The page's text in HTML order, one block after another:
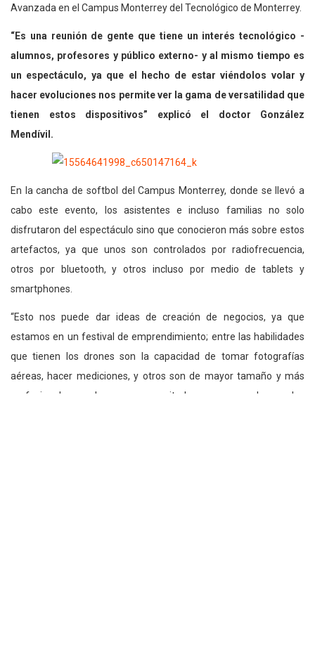
Avanzada en el Campus Monterrey del Tecnológico de Monterrey.
“Es una reunión de gente que tiene un interés tecnológico -
alumnos, profesores y público externo- y al mismo tiempo es
un espectáculo, ya que el hecho de estar viéndolos volar y
hacer evoluciones nos permite ver la gama de versatilidad que
tienen estos dispositivos” explicó el doctor González
Mendívil.
En la cancha de softbol del Campus Monterrey, donde se llevó a
cabo este evento, los asistentes e incluso familias no solo
disfrutaron del espectáculo sino que conocieron más sobre estos
artefactos, ya que unos son controlados por radiofrecuencia,
otros por bluetooth, y otros incluso por medio de tablets y
smartphones.
“Esto nos puede dar ideas de creación de negocios, ya que
estamos en un festival de emprendimiento; entre las habilidades
que tienen los drones son la capacidad de tomar fotografías
aéreas, hacer mediciones, y otros son de mayor tamaño y más
profesionales con los que se permite hacer mapeos de grandes